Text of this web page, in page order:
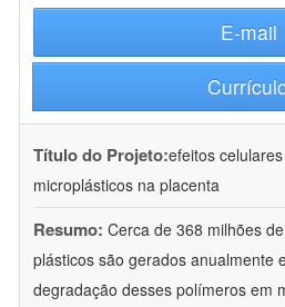
E-mail
Título do Projeto:efeitos
microplásticos na placenta
Resumo: Cerca de 368 milhões
plásticos são gerados anualmente
degradação desses polímeros em